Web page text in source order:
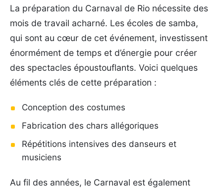
La préparation du Carnaval de Rio nécessite des
mois de travail acharné. Les écoles de samba,
qui sont au cœur de cet événement, investissent
énormément de temps et d’énergie pour créer
des spectacles époustouflants. Voici quelques
éléments clés de cette préparation :
Conception des costumes
Fabrication des chars allégoriques
Répétitions intensives des danseurs et
musiciens
Au fil des années, le Carnaval est également